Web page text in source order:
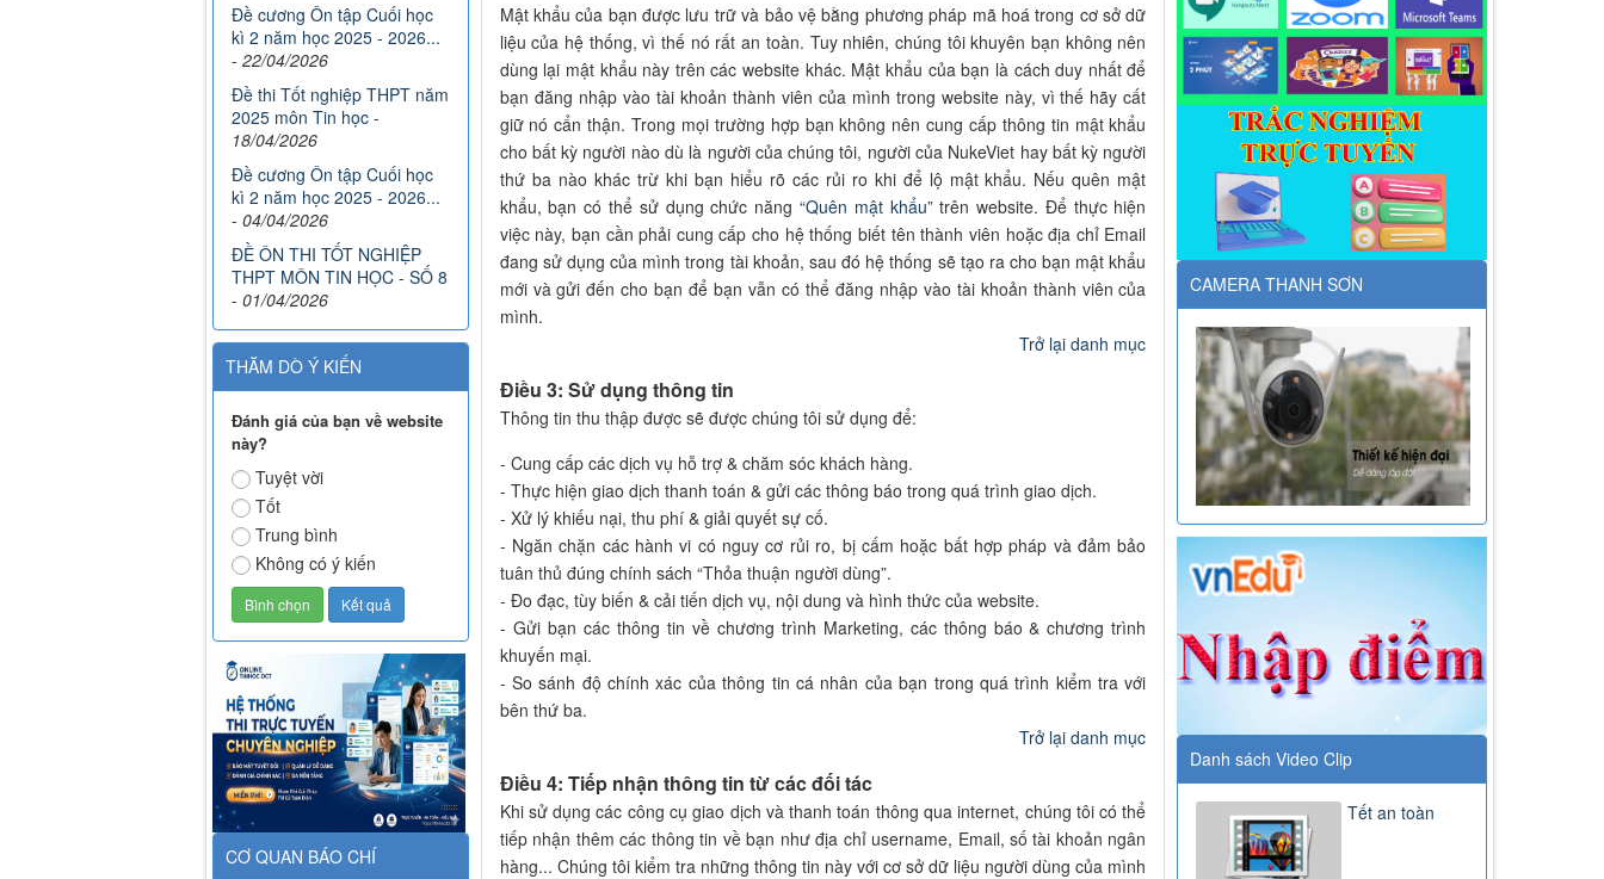
Mật khẩu của bạn được lưu trữ và bảo vệ bằng phương pháp mã hoá trong cơ sở dữ
liệu của hệ thống, vì thế nó rất an toàn. Tuy nhiên, chúng tôi khuyên bạn không nên
dùng lại mật khẩu này trên các website khác. Mật khẩu của bạn là cách duy nhất để
bạn đăng nhập vào tài khoản thành viên của mình trong website này, vì thế hãy cất
giữ nó cẩn thận. Trong mọi trường hợp bạn không nên cung cấp thông tin mật khẩu
cho bất kỳ người nào dù là người của chúng tôi, người của NukeViet hay bất kỳ người
thứ ba nào khác trừ khi bạn hiểu rõ các rủi ro khi để lộ mật khẩu. Nếu quên mật
khẩu, bạn có thể sử dụng chức năng “Quên mật khẩu” trên website. Để thực hiện
việc này, bạn cần phải cung cấp cho hệ thống biết tên thành viên hoặc địa chỉ Email
đang sử dụng của mình trong tài khoản, sau đó hệ thống sẽ tạo ra cho bạn mật khẩu
mới và gửi đến cho bạn để bạn vẫn có thể đăng nhập vào tài khoản thành viên của
mình.
Trở lại danh mục
Điều 3: Sử dụng thông tin
Thông tin thu thập được sẽ được chúng tôi sử dụng để:
- Cung cấp các dịch vụ hỗ trợ & chăm sóc khách hàng.
- Thực hiện giao dịch thanh toán & gửi các thông báo trong quá trình giao dịch.
- Xử lý khiếu nại, thu phí & giải quyết sự cố.
- Ngăn chặn các hành vi có nguy cơ rủi ro, bị cấm hoặc bất hợp pháp và đảm bảo
tuân thủ đúng chính sách “Thỏa thuận người dùng”.
- Đo đạc, tùy biến & cải tiến dịch vụ, nội dung và hình thức của website.
- Gửi bạn các thông tin về chương trình Marketing, các thông báo & chương trình
khuyến mại.
- So sánh độ chính xác của thông tin cá nhân của bạn trong quá trình kiểm tra với
bên thứ ba.
Trở lại danh mục
Điều 4: Tiếp nhận thông tin từ các đối tác
Khi sử dụng các công cụ giao dịch và thanh toán thông qua internet, chúng tôi có thể
tiếp nhận thêm các thông tin về bạn như địa chỉ username, Email, số tài khoản ngân
hàng... Chúng tôi kiểm tra những thông tin này với cơ sở dữ liệu người dùng của mình
CAMERA THANH SƠN
Danh sách Video Clip
Tết an toàn
Đề cương Ôn tập Cuối học
kì 2 năm học 2025 - 2026...
- 22/04/2026
Đề thi Tốt nghiệp THPT năm
2025 môn Tin học -
18/04/2026
Đề cương Ôn tập Cuối học
kì 2 năm học 2025 - 2026...
- 04/04/2026
ĐỀ ÔN THI TỐT NGHIỆP
THPT MÔN TIN HỌC - SỐ 8
- 01/04/2026
THĂM DÒ Ý KIẾN
Đánh giá của bạn về website
này?
Tuyệt vời
Tốt
Trung bình
Không có ý kiến
CƠ QUAN BÁO CHÍ